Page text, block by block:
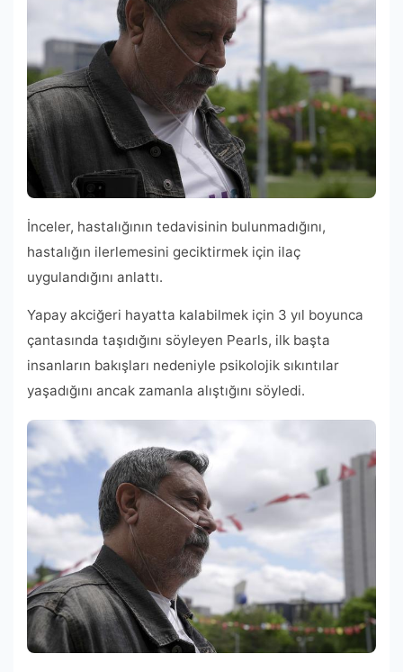
İnceler, hastalığının tedavisinin bulunmadığını,
hastalığın ilerlemesini geciktirmek için ilaç
uygulandığını anlattı.
Yapay akciğeri hayatta kalabilmek için 3 yıl boyunca
çantasında taşıdığını söyleyen Pearls, ilk başta
insanların bakışları nedeniyle psikolojik sıkıntılar
yaşadığını ancak zamanla alıştığını söyledi.